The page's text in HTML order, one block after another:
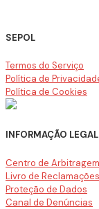
SEPOL
Termos do Serviço
Política de
Política de Cookies
INFORMAÇÃO LEGAL
Centro de Arbitragem
Livro de Reclamações
Proteção de Dados
Canal de Denúncias